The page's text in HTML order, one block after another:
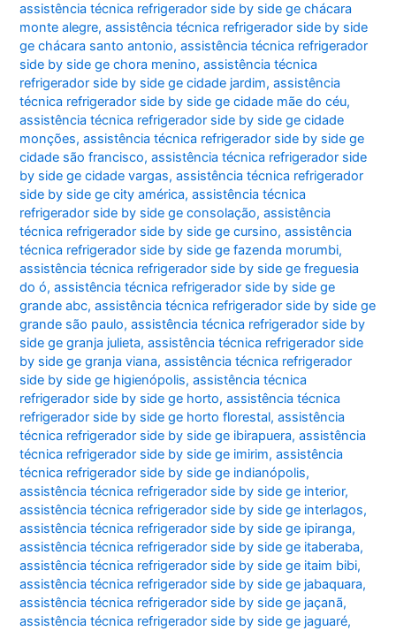
assistência técnica refrigerador side by side ge chácara
monte alegre,assistência técnica refrigerador side by side
ge chácara santo antonio,assistência técnica refrigerador
side by side ge chora menino,assistência técnica
refrigerador side by side ge cidade jardim,assistência
técnica refrigerador side by side ge cidade mãe do céu,
assistência técnica refrigerador side by side ge cidade
monções,assistência técnica refrigerador side by side ge
cidade são francisco,assistência técnica refrigerador side
by side ge cidade vargas,assistência técnica refrigerador
side by side ge city américa,assistência técnica
refrigerador side by side ge consolação,assistência
técnica refrigerador side by side ge cursino,assistência
técnica refrigerador side by side ge fazenda morumbi,
assistência técnica refrigerador side by side ge freguesia
do ó,assistência técnica refrigerador side by side ge
grande abc,assistência técnica refrigerador side by side ge
grande são paulo,assistência técnica refrigerador side by
side ge granja julieta,assistência técnica refrigerador side
by side ge granja viana,assistência técnica refrigerador
side by side ge higienópolis,assistência técnica
refrigerador side by side ge horto,assistência técnica
refrigerador side by side ge horto florestal,assistência
técnica refrigerador side by side ge ibirapuera,assistência
técnica refrigerador side by side ge imirim,assistência
técnica refrigerador side by side ge indianópolis,
assistência técnica refrigerador side by side ge interior,
assistência técnica refrigerador side by side ge interlagos,
assistência técnica refrigerador side by side ge ipiranga,
assistência técnica refrigerador side by side ge itaberaba,
assistência técnica refrigerador side by side ge itaim bibi,
assistência técnica refrigerador side by side ge jabaquara,
assistência técnica refrigerador side by side ge jaçanã,
assistência técnica refrigerador side by side ge jaguaré,